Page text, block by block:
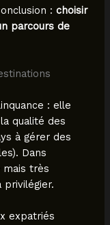
: choisir
parcours de
: elle
qualité des
à gérer des
Dans
mais très
expatriés